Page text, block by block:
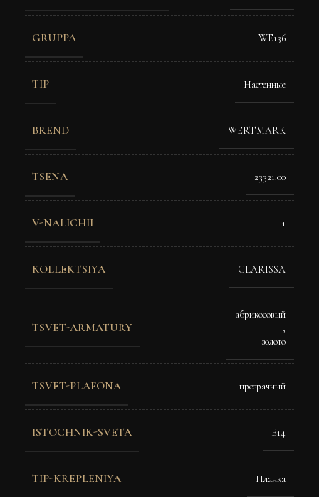
GRUPPA WE136
TIP Настенные
BREND WERTMARK
TSENA 23321.00
V-NALICHII 1
KOLLEKTSIYA CLARISSA
TSVET-ARMATURY
абрикосовый
,
золото
TSVET-PLAFONA прозрачный
ISTOCHNIK-SVETA E14
TIP-KREPLENIYA Планка